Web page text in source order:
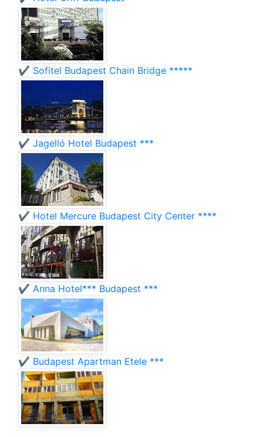
✔️ Sofitel Budapest Chain Bridge *****
✔️ Jagelló Hotel Budapest ***
✔️ Hotel Mercure Budapest City Center ****
✔️ Anna Hotel*** Budapest ***
✔️ Budapest Apartman Etele ***